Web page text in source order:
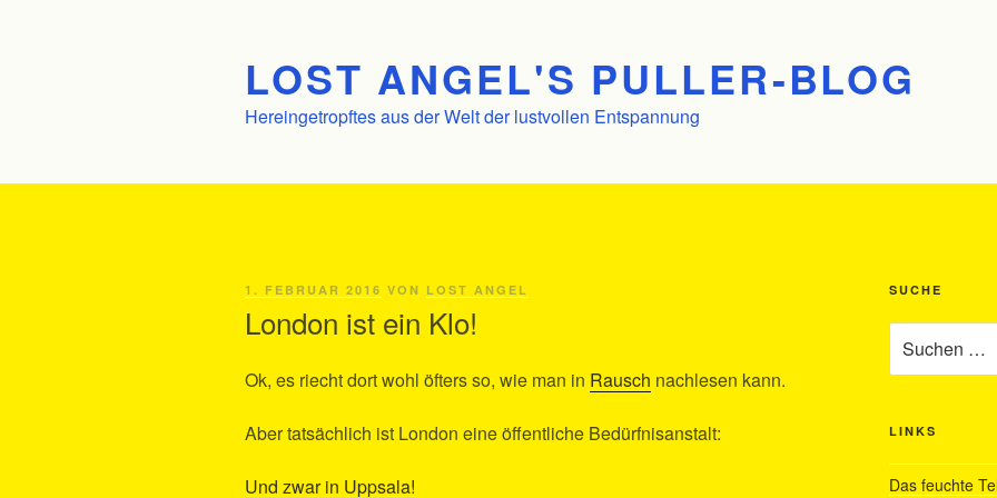
LOST ANGEL'S PULLER-BLOG
Hereingetropftes aus der Welt der lustvollen Entspannung
VERÖFFENTLICHT
1. FEBRUAR 2016 VON LOST ANGEL
London ist ein Klo!
Ok, es riecht dort wohl öfters so, wie man in Rausch nachlesen kann.
Aber tatsächlich ist London eine öffentliche Bedürfnisanstalt:
Und zwar in Uppsala!
SUCHE
nach:
LINKS
Das feuchte